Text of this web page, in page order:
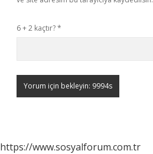
6 + 2 kaçtır?*
https://www.sosyalforum.com.tr